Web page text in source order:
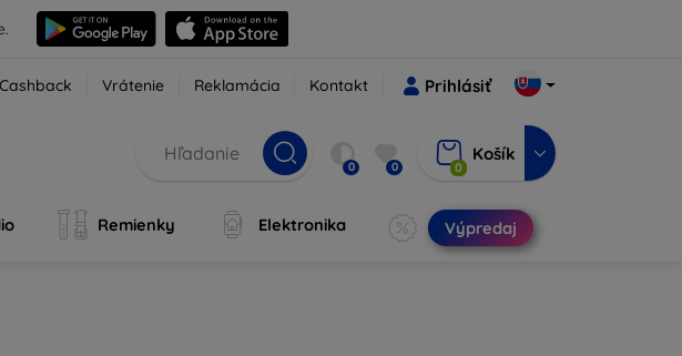
Cashback Vrátenie Reklamácia Kontakt Prihlásiť
0 0 0
Košík
Remienky Elektronika Výpredaj